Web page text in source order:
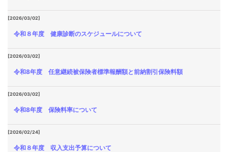
[2026/03/02]
令和８年度 健康診断のスケジュールについて
[2026/03/02]
令和8年度 任意継続被保険者標準報酬額と前納割引保険料額
[2026/03/02]
令和8年度 保険料率について
[2026/02/24]
令和８年度 収入支出予算について